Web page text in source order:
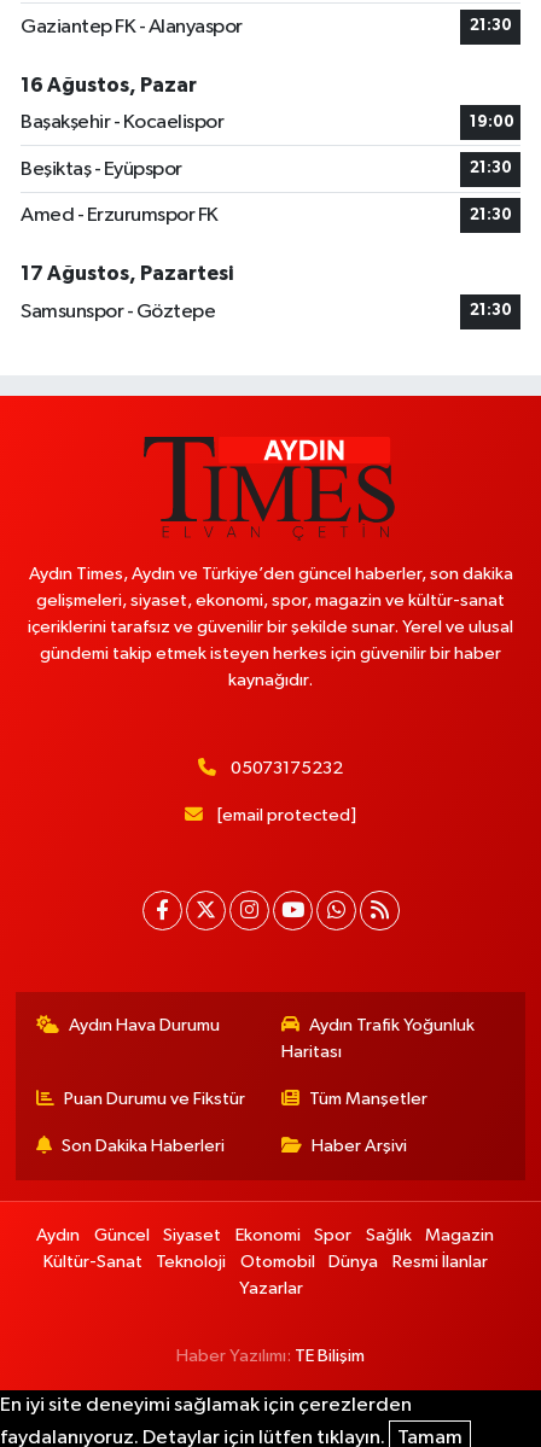
Gaziantep FK - Alanyaspor 21:30
16 Ağustos, Pazar
Başakşehir - Kocaelispor
19:00
Beşiktaş - Eyüpspor 21:30
Amed - Erzurumspor FK 21:30
17 Ağustos, Pazartesi
Samsunspor - Göztepe
21:30
Aydın Times, Aydın ve Türkiye’den güncel haberler, son dakika
gelişmeleri, siyaset, ekonomi, spor, magazin ve kültür-sanat
içeriklerini tarafsız ve güvenilir bir şekilde sunar. Yerel ve ulusal
gündemi takip etmek isteyen herkes için güvenilir bir haber
kaynağıdır.
05073175232
[email protected]
Aydın Hava Durumu
Aydın Trafik Yoğunluk
Haritası
Puan Durumu ve Fikstür Tüm Manşetler
Son Dakika Haberleri Haber Arşivi
Aydın Güncel Siyaset Ekonomi Spor Sağlık
Magazin
Kültür-Sanat
Teknoloji Otomobil Dünya
Resmi İlanlar
Yazarlar
Haber Yazılımı: TE Bilişim
En iyi site deneyimi sağlamak için çerezlerden
faydalanıyoruz. Detaylar için lütfen tıklayın.
Tamam